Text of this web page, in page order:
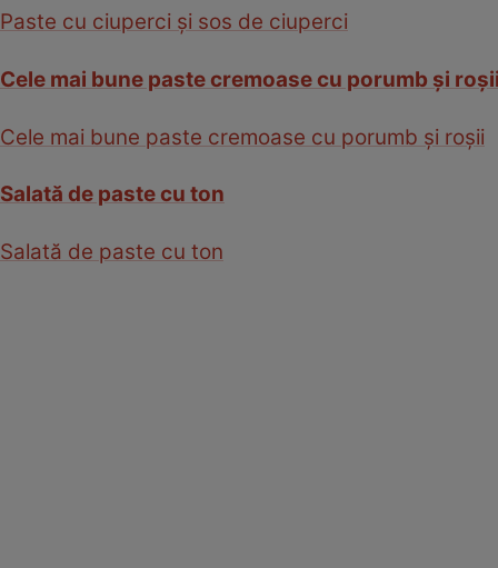
Paste cu ciuperci şi sos de ciuperci
Cele mai bune paste cremoase cu porumb şi
Cele mai bune paste cremoase cu porumb şi roşii
Salată de paste cu ton
Salată de paste cu ton